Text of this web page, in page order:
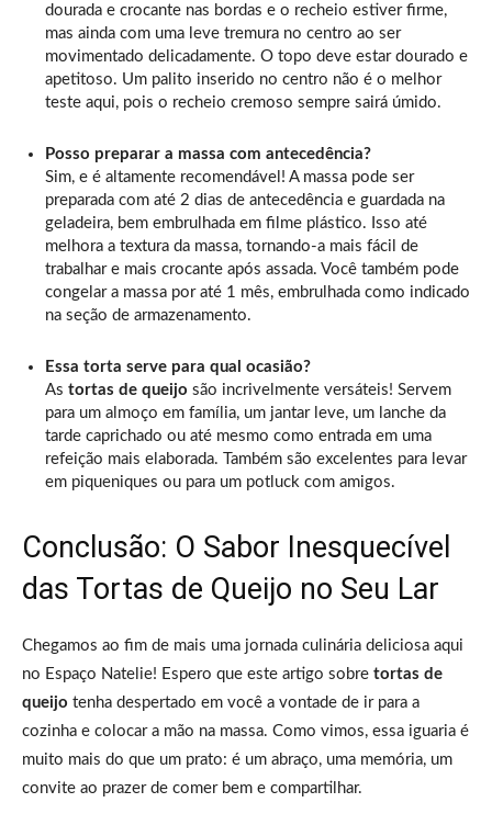
dourada e crocante nas bordas e o recheio estiver firme,
mas ainda com uma leve tremura no centro ao ser
movimentado delicadamente. O topo deve estar dourado e
apetitoso. Um palito inserido no centro não é o melhor
teste aqui, pois o recheio cremoso sempre sairá úmido.
Posso preparar a massa com antecedência?
Sim, e é altamente recomendável! A massa pode ser
preparada com até 2 dias de antecedência e guardada na
geladeira, bem embrulhada em filme plástico. Isso até
melhora a textura da massa, tornando-a mais fácil de
trabalhar e mais crocante após assada. Você também pode
congelar a massa por até 1 mês, embrulhada como indicado
na seção de armazenamento.
Essa torta serve para qual ocasião?
As tortas de queijo são incrivelmente versáteis! Servem
para um almoço em família, um jantar leve, um lanche da
tarde caprichado ou até mesmo como entrada em uma
refeição mais elaborada. Também são excelentes para levar
em piqueniques ou para um potluck com amigos.
Conclusão: O Sabor Inesquecível
das Tortas de Queijo no Seu Lar
Chegamos ao fim de mais uma jornada culinária deliciosa aqui
no Espaço Natelie! Espero que este artigo sobre tortas de
queijo tenha despertado em você a vontade de ir para a
cozinha e colocar a mão na massa. Como vimos, essa iguaria é
muito mais do que um prato: é um abraço, uma memória, um
convite ao prazer de comer bem e compartilhar.